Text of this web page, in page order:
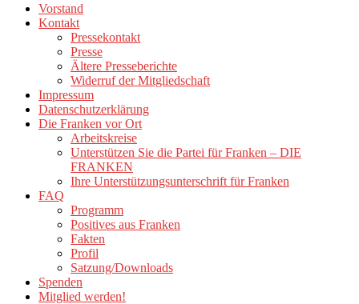
Vorstand
Kontakt
Pressekontakt
Presse
Ältere Presseberichte
Widerruf der Mitgliedschaft
Impressum
Datenschutzerklärung
Die Franken vor Ort
Arbeitskreise
Unterstützen Sie die Partei für Franken – DIE
FRANKEN
Ihre Unterstützungsunterschrift für Franken
FAQ
Programm
Positives aus Franken
Fakten
Profil
Satzung/Downloads
Spenden
Mitglied werden!